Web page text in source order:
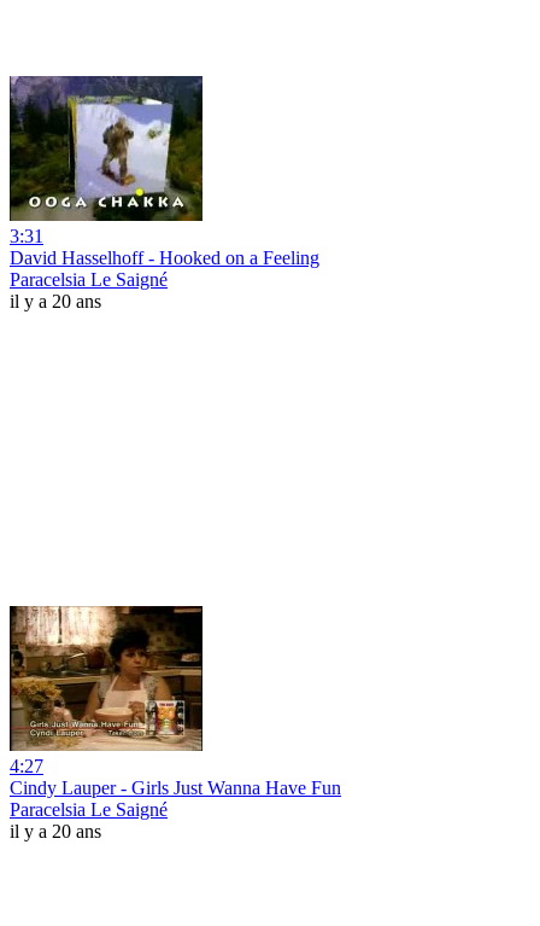
3:31
David Hasselhoff - Hooked on a Feeling
Paracelsia Le Saigné
il y a 20 ans
4:27
Cindy Lauper - Girls Just Wanna Have Fun
Paracelsia Le Saigné
il y a 20 ans